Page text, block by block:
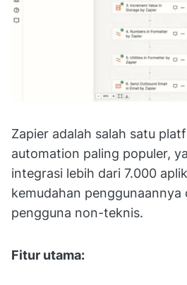
Zapier adalah salah satu
automation paling populer,
integrasi lebih dari 7.000
kemudahan
pengguna non-teknis.
Fitur utama: